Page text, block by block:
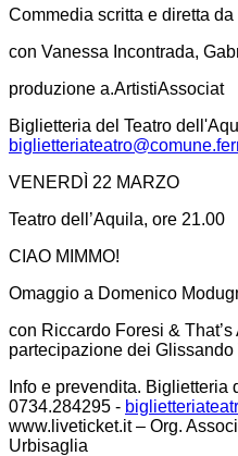
Commedia scritta e diretta
con Vanessa Incontrada,
produzione a.ArtistiAssociat
Biglietteria del Teatro
VENERDÌ 22 MARZO
Teatro dell’Aquila, ore 21.00
CIAO MIMMO!
Omaggio a Domenico
con Riccardo Foresi &
partecipazione dei
Info e prevendita. Biglietteria
0734.284295 -
www.liveticket.it – Org.
Urbisaglia